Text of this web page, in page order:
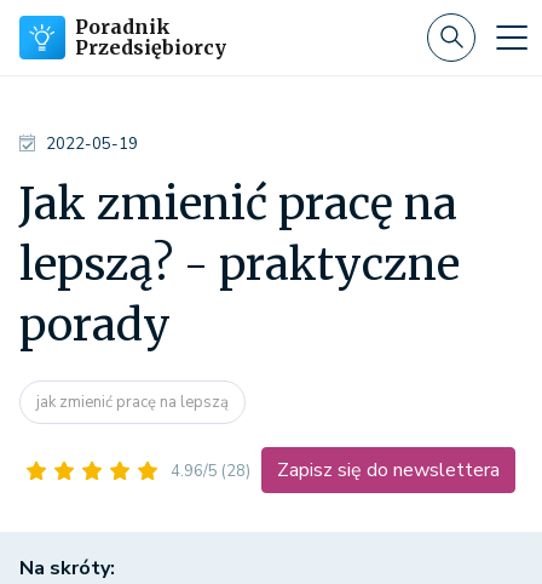
Poradnik
Przedsiębiorcy
2022-05-19
Jak zmienić pracę na
lepszą? - praktyczne
porady
jak zmienić pracę na lepszą
4.96/5 (28) Zapisz się do newslettera
Na skróty: